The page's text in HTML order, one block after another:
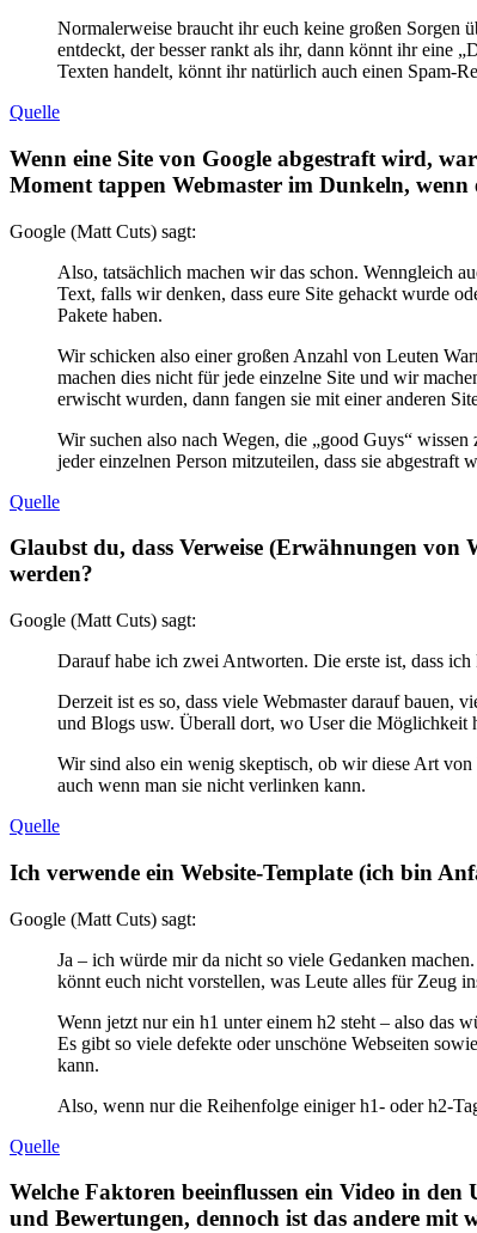
Normalerweise braucht ihr euch keine großen Sorgen
entdeckt, der besser rankt als ihr, dann könnt ihr eine
Texten handelt, könnt ihr natürlich auch einen Spam-
Quelle
Wenn eine Site von Google abgestraft wird,
Moment tappen Webmaster im Dunkeln,
Google (Matt Cuts) sagt:
Also, tatsächlich machen wir das schon. Wenngleich
Text, falls wir denken, dass eure Site gehackt wurde
Pakete haben.
Wir schicken also einer großen Anzahl von Leuten
machen dies nicht für jede einzelne Site und wir
erwischt wurden, dann fangen sie mit einer anderen
Wir suchen also nach Wegen, die „good Guys“
jeder einzelnen Person mitzuteilen, dass sie
Quelle
Glaubst du, dass Verweise (Erwähnungen von
werden?
Google (Matt Cuts) sagt:
Darauf habe ich zwei Antworten. Die erste ist, dass
Derzeit ist es so, dass viele Webmaster darauf bauen,
und Blogs usw. Überall dort, wo User die Möglichkeit
Wir sind also ein wenig skeptisch, ob wir diese Art
auch wenn man sie nicht verlinken kann.
Quelle
Ich verwende ein Website-Template (ich bin
Google (Matt Cuts) sagt:
Ja – ich würde mir da nicht so viele Gedanken
könnt euch nicht vorstellen, was Leute alles für Zeug
Wenn jetzt nur ein h1 unter einem h2 steht – also das
Es gibt so viele defekte oder unschöne Webseiten
kann.
Also, wenn nur die Reihenfolge einiger h1- oder h2-
Quelle
Welche Faktoren beeinflussen ein Video in
und Bewertungen, dennoch ist das andere mit